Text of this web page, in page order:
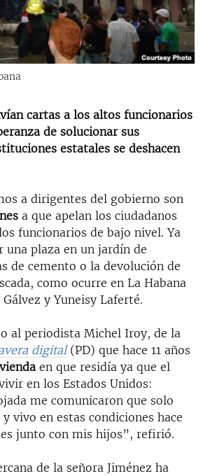
A UCRANIA
cartas a los altos funcionarios
de solucionar sus
estatales se deshacen
a dirigentes del gobierno son
a que apelan los ciudadanos
funcionarios de bajo nivel. Ya
una plaza en un jardín de
de cemento o la devolución de
como ocurre en La Habana
y Yuneisy Laferté.
al periodista Michel Iroy, de la
digital(PD) que hace 11 años
en que residía ya que el
en los Estados Unidos:
me comunicaron que solo
vivo en estas condiciones hace
junto con mis hijos”, refirió.
de la señora Jiménez ha